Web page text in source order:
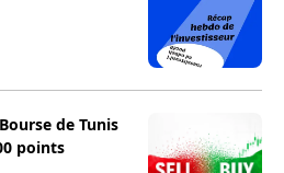
de Tunis
points